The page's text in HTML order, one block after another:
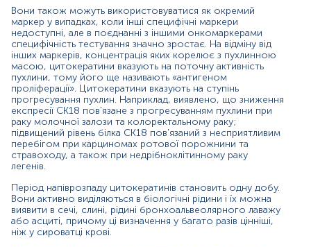
моніторингу перебігу епітеліальноклітинних пухлин.
Показання до призначення:
Діагностика епітеліальноклітинних карцином
(наприклад, раку сечового міхура, молочної
залози, колоректального раку);
Рання діагностика рецидивів та метастазів;
Моніторинг прогресування злоякісних пухлин;
Оцінка ефективності лікування онкологічних
захворювань.
Причини підвищення рівня:
Злоякісні захворювання:
молочної залози;
Вони також можуть використовуватися як окремий
маркер у випадках, коли інші специфічні маркери
недоступні, але в поєднанні з іншими онкомаркерами
специфічність тестування значно зростає. На відміну від
інших маркерів, концентрація яких корелює з пухлинною
масою, цитокератини вказують на поточну активність
пухлини, тому його ще називають «антигеном
проліферації». Цитокератини вказують на ступінь
прогресування пухлин. Наприклад, виявлено, що зниження
експресії CK18 пов'язане з прогресуванням пухлини при
раку молочної залози та колоректальному раку;
підвищений рівень білка CK18 пов'язаний з несприятливим
перебігом при карциномах ротової порожнини та
стравоходу, а також при недрібноклітинному раку
легенів.
Період напіврозпаду цитокератинів становить одну добу.
Вони активно виділяються в біологічні рідини і їх можна
виявити в сечі, слині, рідині бронхоальвеолярного лаважу
або асциті, причому ці визначення у багато разів цінніші,
ніж у сироватці крові.